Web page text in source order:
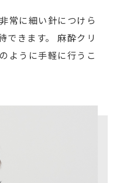
常に細い針につけら
できます。 麻酔クリ
ように手軽に行うこ